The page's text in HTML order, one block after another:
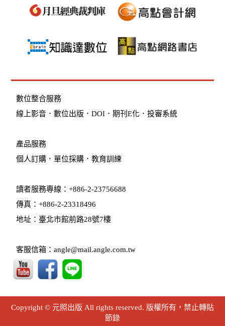
數位整合服務
線上影音 ．數位出版 ．DOI ．期刊E化 ．投審系統
產品服務
個人訂購 ． 單位採購 ．教育訓練
讀者服務專線：+886-2-23756688
傳真：+886-2-23318496
地址：臺北市館前路28號7樓
客服信箱：angle@mail.angle.com.tw
Copyright © 元照出版 All rights reserved. 版權所有，禁止轉貼
節錄